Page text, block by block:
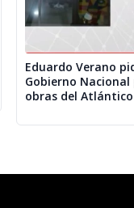
Eduardo Verano
Gobierno
obras del Atlántico